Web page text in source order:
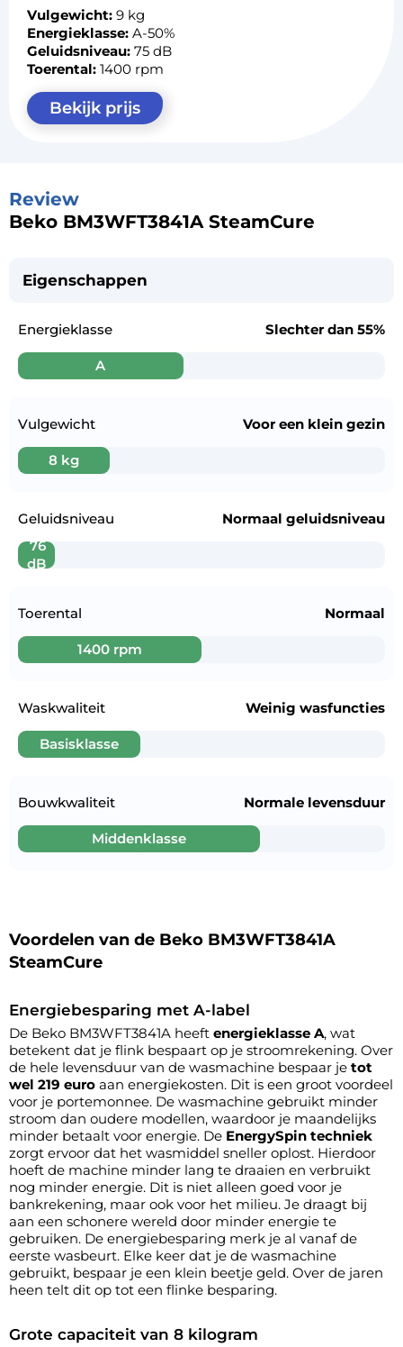
Vulgewicht: 9 kg
Energieklasse: A-50%
Geluidsniveau: 75 dB
Toerental: 1400 rpm
Bekijk prijs
Review
Beko BM3WFT3841A SteamCure
Eigenschappen
Energieklasse
A
Slechter dan 55%
Vulgewicht
8 kg
Voor een klein gezin
Geluidsniveau
76
dB
Normaal geluidsniveau
Toerental
1400 rpm
Normaal
Waskwaliteit
Basisklasse
Weinig wasfuncties
Bouwkwaliteit
Middenklasse
Normale levensduur
Voordelen van de Beko BM3WFT3841A
SteamCure
Energiebesparing met A-label
De Beko BM3WFT3841A heeft energieklasse A, wat
betekent dat je flink bespaart op je stroomrekening. Over
de hele levensduur van de wasmachine bespaar je tot
wel 219 euro aan energiekosten. Dit is een groot voordeel
voor je portemonnee. De wasmachine gebruikt minder
stroom dan oudere modellen, waardoor je maandelijks
minder betaalt voor energie. De EnergySpin techniek
zorgt ervoor dat het wasmiddel sneller oplost. Hierdoor
hoeft de machine minder lang te draaien en verbruikt
nog minder energie. Dit is niet alleen goed voor je
bankrekening, maar ook voor het milieu. Je draagt bij
aan een schonere wereld door minder energie te
gebruiken. De energiebesparing merk je al vanaf de
eerste wasbeurt. Elke keer dat je de wasmachine
gebruikt, bespaar je een klein beetje geld. Over de jaren
heen telt dit op tot een flinke besparing.
Grote capaciteit van 8 kilogram